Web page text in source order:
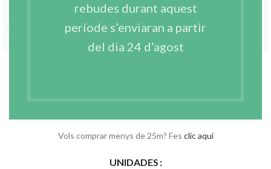
rebudes durant aquest
període s’enviaran a partir
del dia 24 d’agost
Click to enlarge
Vols comprar menys de 25m? Fes clic aquí
UNIDADES